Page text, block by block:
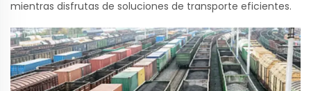
mientras disfrutas de soluciones de transporte eficientes.